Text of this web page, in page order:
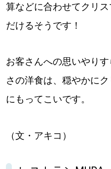
算などに合わせてクリ
だけるそうです！
お客さんへの思いやり
さの洋食は、穏やかに
にもってこいです。
（文・アキコ）